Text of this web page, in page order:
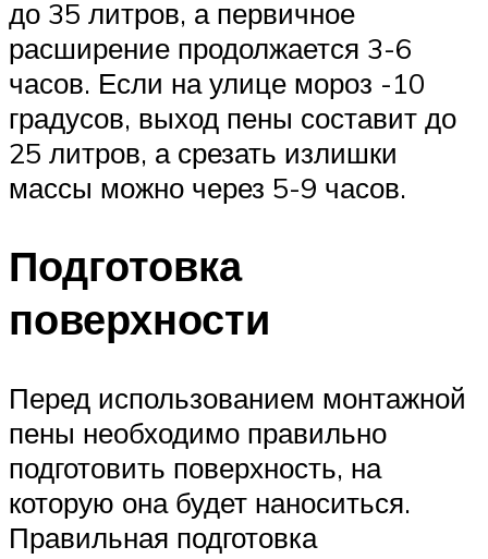
до 35 литров, а первичное
расширение продолжается 3-6
часов. Если на улице мороз -10
градусов, выход пены составит до
25 литров, а срезать излишки
массы можно через 5-9 часов.
Подготовка
поверхности
Перед использованием монтажной
пены необходимо правильно
подготовить поверхность, на
которую она будет наноситься.
Правильная подготовка